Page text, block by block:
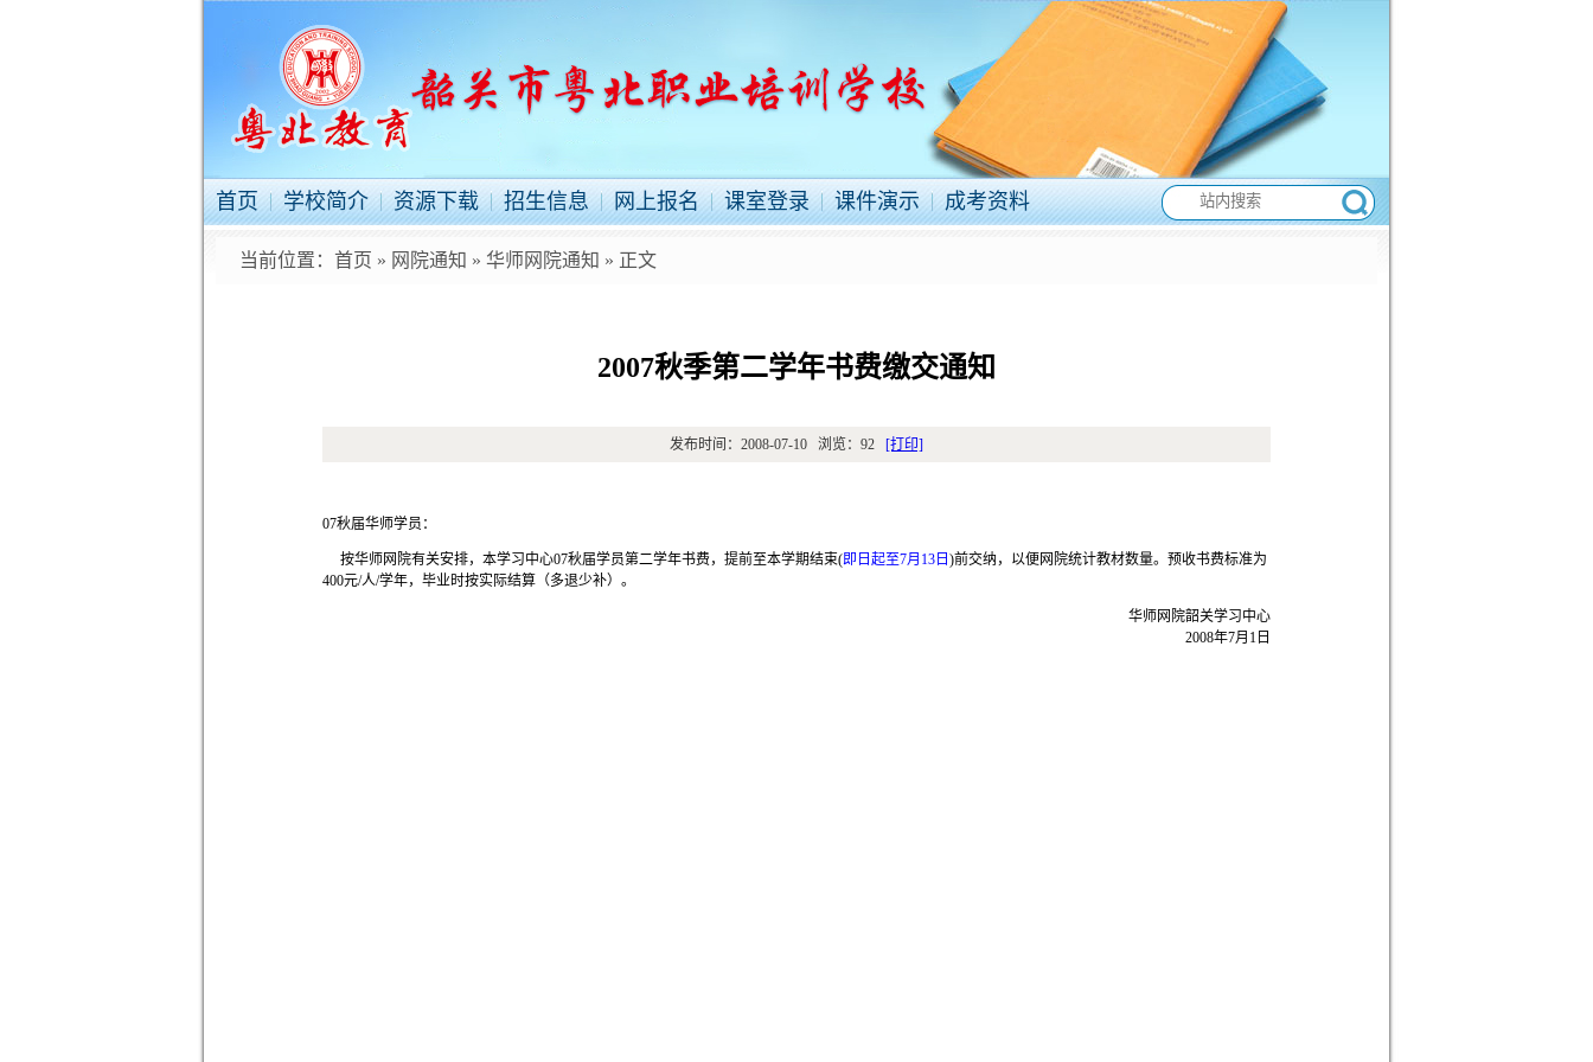
首页 学校简介 资源下载 招生信息 网上报名 课室登录 课件演示 成考资料
当前位置： 首页 » 网院通知 » 华师网院通知 » 正文
2007秋季第二学年书费缴交通知
发布时间： 2008-07-10 浏览： 92 [打印]
07秋届华师学员：
按华师网院有关安排，本学习中心07秋届学员第二学年书费，提前至本学期结束(即日起至7月13日 )前交纳，以便网院统计教材数量。预收书费标准为
400元/人/学年，毕业时按实际结算（多退少补）。
华师网院韶关学习中心
2008年7月1日